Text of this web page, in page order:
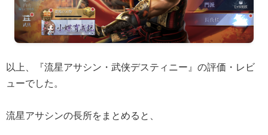
以上、『流星アサシン・武侠デスティニー』の評価・レビ
ューでした。
流星アサシンの長所をまとめると、